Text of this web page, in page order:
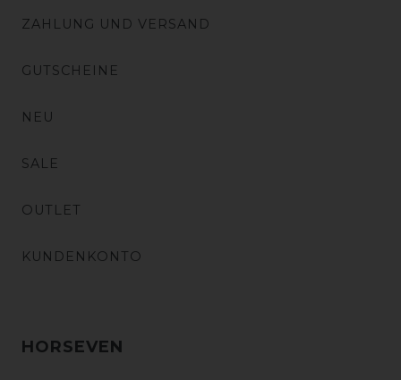
ZAHLUNG UND VERSAND
GUTSCHEINE
NEU
SALE
OUTLET
KUNDENKONTO
HORSEVEN